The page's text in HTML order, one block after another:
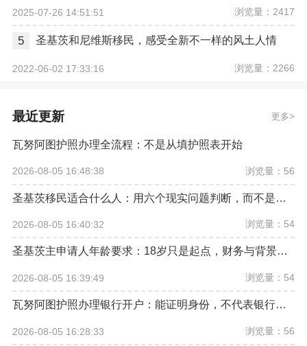
2025-07-26 14:51:51 浏览量：2417
5 圣基茨和尼维斯移民，感受全新不一样的风土人情
2022-06-02 17:33:16 浏览量：2266
最近更新 更多
瓦努阿图护照办理全流程：不是从填护照表开始
2026-08-05 16:48:38 浏览量：56
圣基茨移民适合什么人：用六个现实问题判断，而不是看宣传口号
2026-08-05 16:40:32 浏览量：54
圣基茨主申请人年龄要求：18岁只是起点，财务与背景条件同样重要
2026-08-05 16:39:49 浏览量：54
瓦努阿图护照办理银行开户：能证明身份，不代表银行必须受理
2026-08-05 16:28:33 浏览量：56